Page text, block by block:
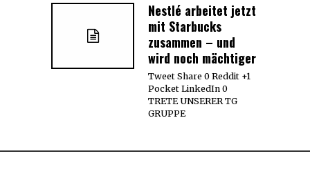
Nestlé arbeitet jetzt
mit Starbucks
zusammen – und
wird noch mächtiger
Tweet Share 0 Reddit +1
Pocket LinkedIn 0
TRETE UNSERER TG
GRUPPE